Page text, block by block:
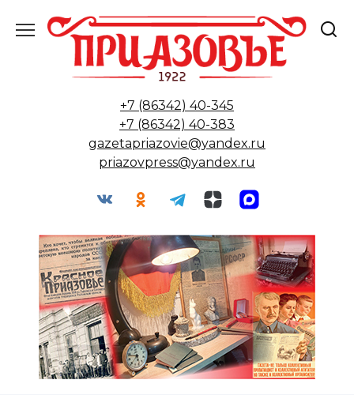
содержанию
+7 (86342) 40-345
+7 (86342) 40-383
gazetapriazovie@yandex.ru
priazovpress@yandex.ru